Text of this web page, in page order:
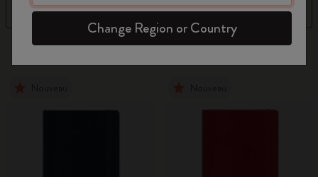
Filtre Prix décroissant
863 Produits
Créer un compte!
Change Region or Country